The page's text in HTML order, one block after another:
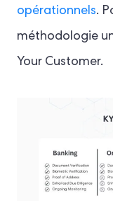
opérationnels.
méthodologie
Your Customer.